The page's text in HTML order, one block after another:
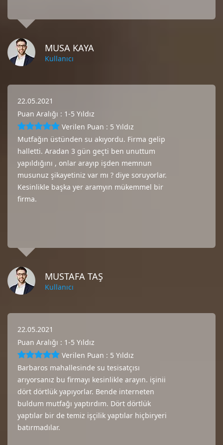
MUSA KAYA
Kullanıcı
22.05.2021
Puan Aralığı : 1-5 Yıldız
Verilen Puan : 5 Yıldız
Mutfağın üstünden su akıyordu. Firma gelip
halletti. Aradan 3 gün geçti ben unuttum
yapıldığını , onlar arayıp işden memnun
musunuz şikayetiniz var mı ? diye soruyorlar.
Kesinlikle başka yer aramyın mükemmel bir
firma.
MUSTAFA TAŞ
Kullanıcı
22.05.2021
Puan Aralığı : 1-5 Yıldız
Verilen Puan : 5 Yıldız
Barbaros mahallesinde su tesisatçısı
arıyorsanız bu firmayı kesinlikle arayın. işinii
dört dörtlük yapıyorlar. Bende interneten
buldum mutfağı yaptırdım. Dört dörtlük
yaptılar bir de temiz işçilik yaptılar hiçbiryeri
batırmadılar.